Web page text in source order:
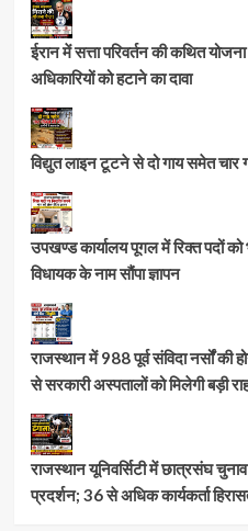
ईरान में सत्ता परिवर्तन की कथित
अधिकारियों को हटाने का दावा
विद्युत लाइन टूटने से दो गाय समेत चार
उपखण्ड कार्यालय पूगल में रिक्त पदों
विधायक के नाम सौंपा ज्ञापन
राजस्थान में 988 पूर्व संविदा नर्सों की
से सरकारी अस्पतालों को मिलेगी बड़ी
राजस्थान यूनिवर्सिटी में छात्रसंघ
प्रदर्शन; 36 से अधिक कार्यकर्ता